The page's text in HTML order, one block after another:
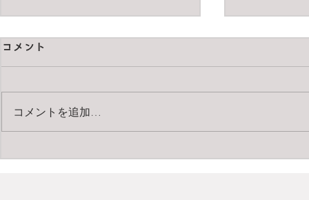
Planar T* 120mm F4
コメント
コメントを追加…